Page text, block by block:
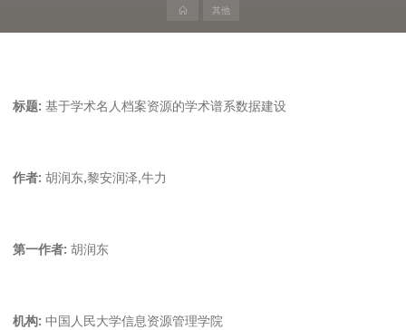
其他
标题: 基于学术名人档案资源的学术谱系数据建设
作者: 胡润东,黎安润泽,牛力
第一作者: 胡润东
机构: 中国人民大学信息资源管理学院